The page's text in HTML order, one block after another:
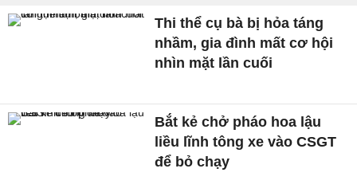
Thi thể cụ bà bị hỏa táng
nhầm, gia đình mất cơ hội
nhìn mặt lần cuối
Bắt kẻ chở pháo hoa lậu
liều lĩnh tông xe vào CSGT
để bỏ chạy